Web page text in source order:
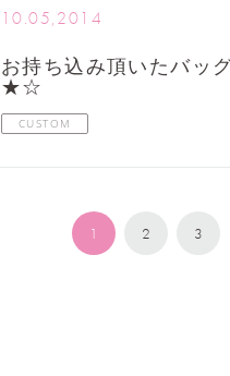
10.05,2014
お持ち込み頂いたバッ
★☆
CUSTOM
1 2 3